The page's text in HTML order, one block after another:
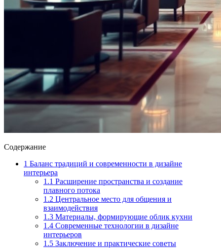
Содержание
1 Баланс традиций и современности в дизайне
интерьера
1.1 Расширение пространства и создание
плавного потока
1.2 Центральное место для общения и
взаимодействия
1.3 Материалы, формирующие облик кухни
1.4 Современные технологии в дизайне
интерьеров
1.5 Заключение и практические советы